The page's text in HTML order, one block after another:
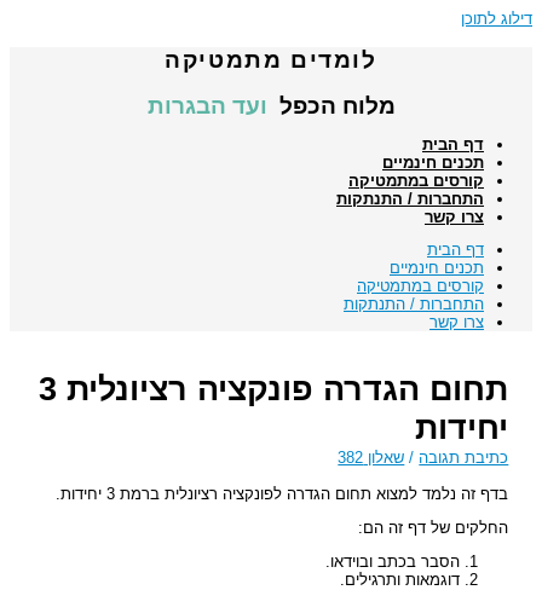
דילוג לתוכן
לומדים מתמטיקה
מלוח הכפל ועד הבגרות
דף הבית
תכנים חינמיים
קורסים במתמטיקה
התחברות / התנתקות
צרו קשר
דף הבית
תכנים חינמיים
קורסים במתמטיקה
התחברות / התנתקות
צרו קשר
תחום הגדרה פונקציה רציונלית 3
יחידות
כתיבת תגובה / שאלון 382
בדף זה נלמד למצוא תחום הגדרה לפונקציה רציונלית ברמת 3 יחידות.
החלקים של דף זה הם:
הסבר בכתב ובוידאו.
דוגמאות ותרגילים.